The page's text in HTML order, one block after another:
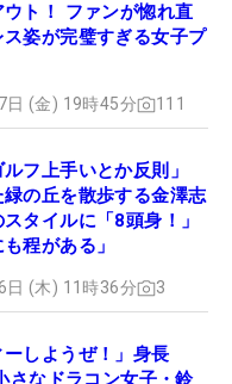
ウト！ ファンが惚れ直
ス姿が完璧すぎる女子プ
日 (金) 19時45分 111
ルフ上手いとか反則」
の丘を散歩する金澤志
タイルに「8頭身！」
も程がある」
日 (木) 11時36分 3
ーしようぜ！」身長
さなドラコン女子・鈴